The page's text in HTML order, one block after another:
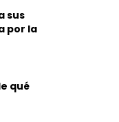
sus
por la
qué